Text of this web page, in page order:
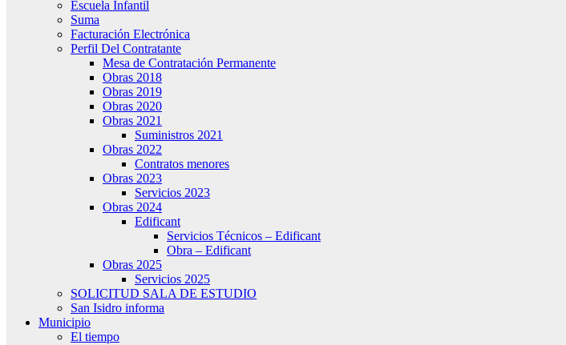
Escuela Infantil
Suma
Facturación Electrónica
Perfil Del Contratante
Mesa de Contratación Permanente
Obras 2018
Obras 2019
Obras 2020
Obras 2021
Suministros 2021
Obras 2022
Contratos menores
Obras 2023
Servicios 2023
Obras 2024
Edificant
Servicios Técnicos – Edificant
Obra – Edificant
Obras 2025
Servicios 2025
SOLICITUD SALA DE ESTUDIO
San Isidro informa
Municipio
El tiempo